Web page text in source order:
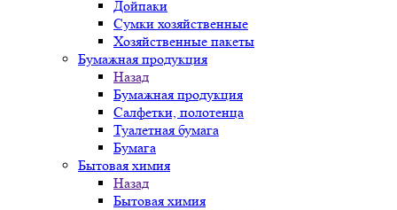
Дойпаки
Сумки хозяйственные
Хозяйственные пакеты
Бумажная продукция
Назад
Бумажная продукция
Салфетки, полотенца
Туалетная бумага
Бумага
Бытовая химия
Назад
Бытовая химия